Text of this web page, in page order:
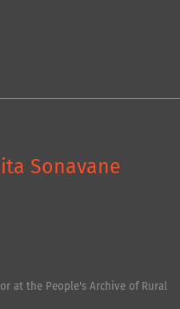
Sonavane
at the People's Archive of Rural